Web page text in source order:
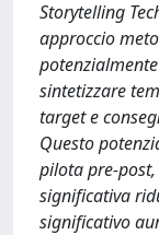
Storytelling
approccio
sintetizzare
target e
Questo
pilota pre-
significativa
significativo